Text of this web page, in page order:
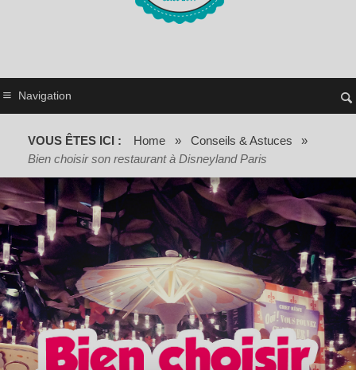
Navigation
VOUS ÊTES ICI : Home » Conseils & Astuces
»
Bien choisir son restaurant à Disneyland Paris